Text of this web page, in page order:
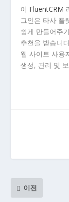
이 FluentCRM
그인은 타사 플
쉽게 만들어주
추천을 받습니
웹 사이트 사용
생성, 관리 및
이전